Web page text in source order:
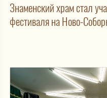
Знаменский храм стал
фестиваля на Ново-